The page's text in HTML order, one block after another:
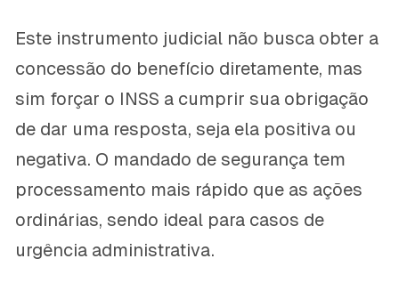
Este instrumento judicial não busca obter a
concessão do benefício diretamente, mas
sim forçar o INSS a cumprir sua obrigação
de dar uma resposta, seja ela positiva ou
negativa. O mandado de segurança tem
processamento mais rápido que as ações
ordinárias, sendo ideal para casos de
urgência administrativa.